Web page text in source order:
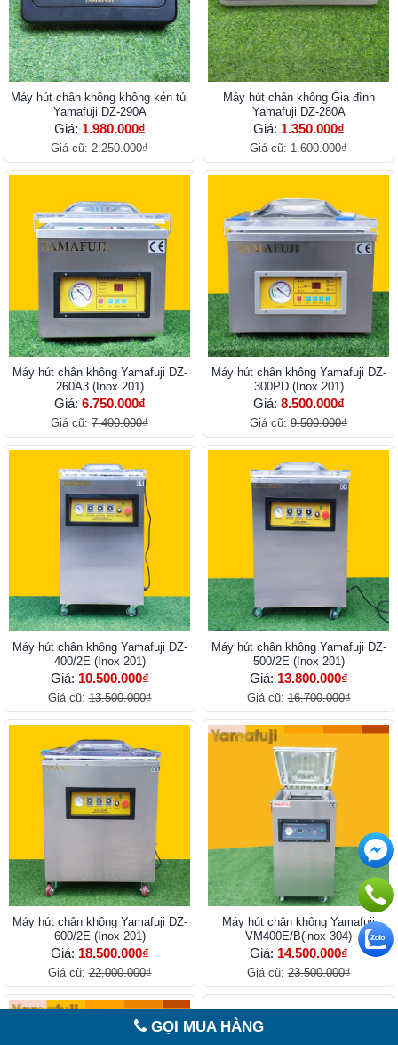
Máy hút chân không không kén túi
Yamafuji DZ-290A
Giá: 1.980.000₫
Giá cũ: 2.250.000₫
Máy hút chân không Gia đình
Yamafuji DZ-280A
Giá: 1.350.000₫
Giá cũ: 1.600.000₫
Máy hút chân không Yamafuji DZ-
260A3 (Inox 201)
Giá: 6.750.000₫
Giá cũ: 7.400.000₫
Máy hút chân không Yamafuji DZ-
300PD (Inox 201)
Giá: 8.500.000₫
Giá cũ: 9.500.000₫
Máy hút chân không Yamafuji DZ-
400/2E (Inox 201)
Giá: 10.500.000₫
Giá cũ:13.500.000₫
Máy hút chân không Yamafuji DZ-
500/2E (Inox 201)
Giá: 13.800.000₫
Giá cũ:16.700.000₫
Máy hút chân không Yamafuji DZ-
600/2E (Inox 201)
Giá: 18.500.000₫
Giá cũ:22.000.000₫
Máy hút chân không Yamafuji
VM400E/B(inox 304)
Giá: 14.500.000₫
Giá cũ:23.500.000₫
GỌI MUA HÀNG